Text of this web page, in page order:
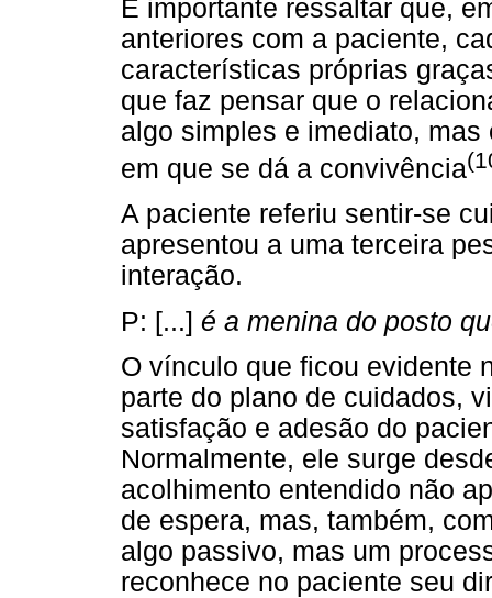
É importante ressaltar que,
anteriores com a paciente,
características próprias
que faz pensar que o
algo simples e imediato,
em que se dá a convivência
A paciente referiu sentir-se
apresentou a uma terceira
interação.
P: [...] é a menina do posto
O vínculo que ficou evidente
parte do plano de cuidados,
satisfação e adesão do
Normalmente, ele surge
acolhimento entendido não
de espera, mas, também,
algo passivo, mas um
reconhece no paciente seu